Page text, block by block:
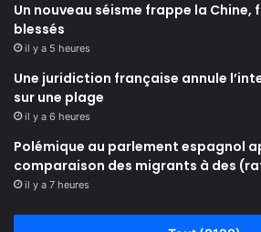
Un nouveau séisme frappe la
blessés
il y a 5 heures
Une juridiction française annule
sur une plage
il y a 6 heures
Polémique au parlement espagnol
comparaison des migrants à des
il y a 7 heures